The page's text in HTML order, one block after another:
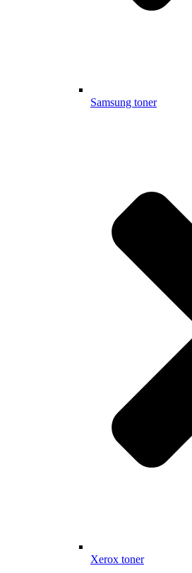
Samsung toner
Xerox toner